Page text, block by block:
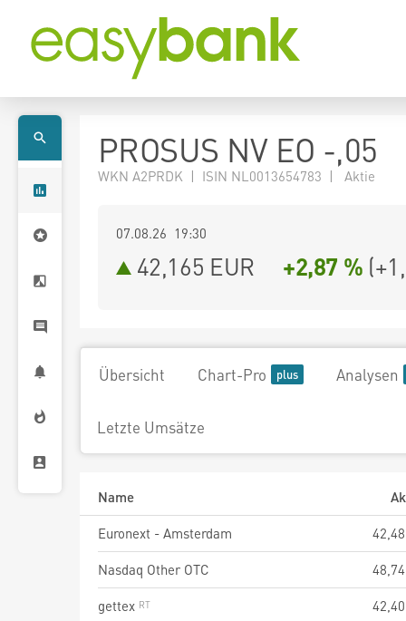
PROSUS NV EO -,05
WKN A2PRDK | ISIN NL0013654783 | Aktie
07.08.26 19:30
42,165 EUR +2,87 % (
Übersicht Chart-Pro Analysen
Letzte Umsätze
Name
Euronext - Amsterdam
42,48
Nasdaq Other OTC
48,74
gettex
42,40